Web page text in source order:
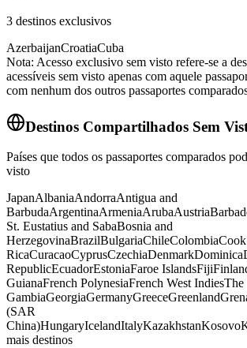
3 destinos exclusivos
AzerbaijanCroatiaCuba
Nota: Acesso exclusivo sem visto refere-se a
acessíveis sem visto apenas com aquele
com nenhum dos outros passaportes
Destinos Compartilhados Sem
Países que todos os passaportes comparados
visto
JapanAlbaniaAndorraAntigua and
BarbudaArgentinaArmeniaArubaAustria
St. Eustatius and SabaBosnia and
HerzegovinaBrazilBulgariaChileColombia
RicaCuracaoCyprusCzechiaDenmarkDominica
RepublicEcuadorEstoniaFaroe IslandsFiji
GuianaFrench PolynesiaFrench West IndiesThe
GambiaGeorgiaGermanyGreeceGreenland
(SAR
China)HungaryIcelandItalyKazakhstanKosovo
mais destinos